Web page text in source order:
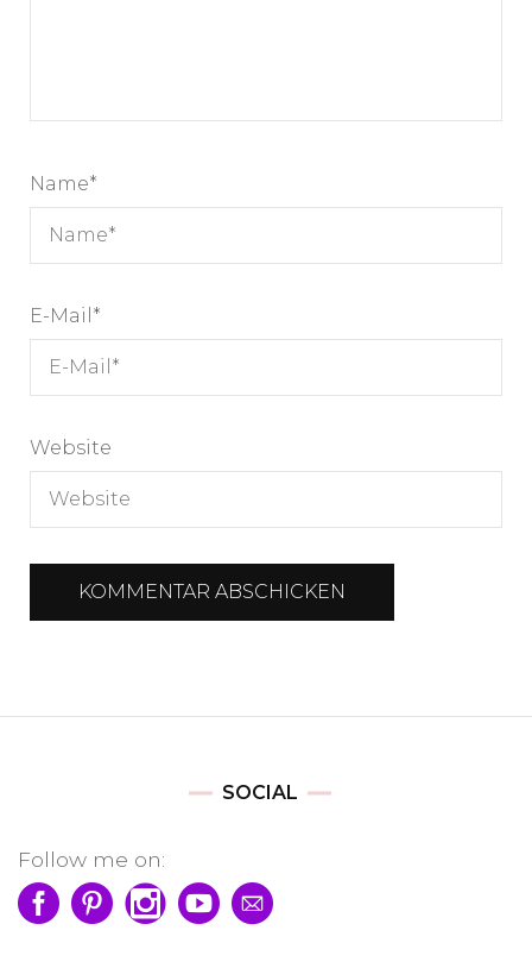
Name*
E-Mail *
Website
SOCIAL
Follow me on: